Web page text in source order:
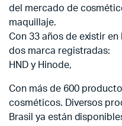
del mercado de
maquillaje.
Con 33 años de existir
dos marca registradas:
HND y Hinode,
Con más de 600
cosméticos. Diversos
Brasil ya están